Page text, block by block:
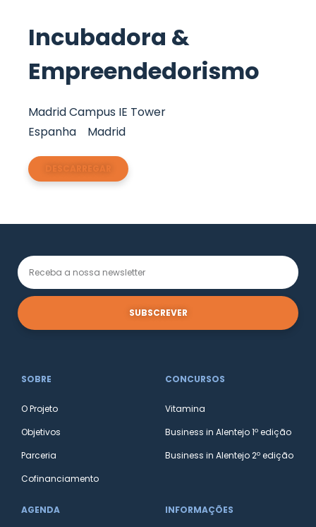
Incubadora &
Empreendedorismo
Madrid Campus IE Tower
Espanha
Madrid
DESCARREGAR
SUBSCREVER
SOBRE
O Projeto
Objetivos
Parceria
Cofinanciamento
INFORMAÇÕES
AGENDA
CONCURSOS
Vitamina
Business in Alentejo 1º edição
Business in Alentejo 2º edição